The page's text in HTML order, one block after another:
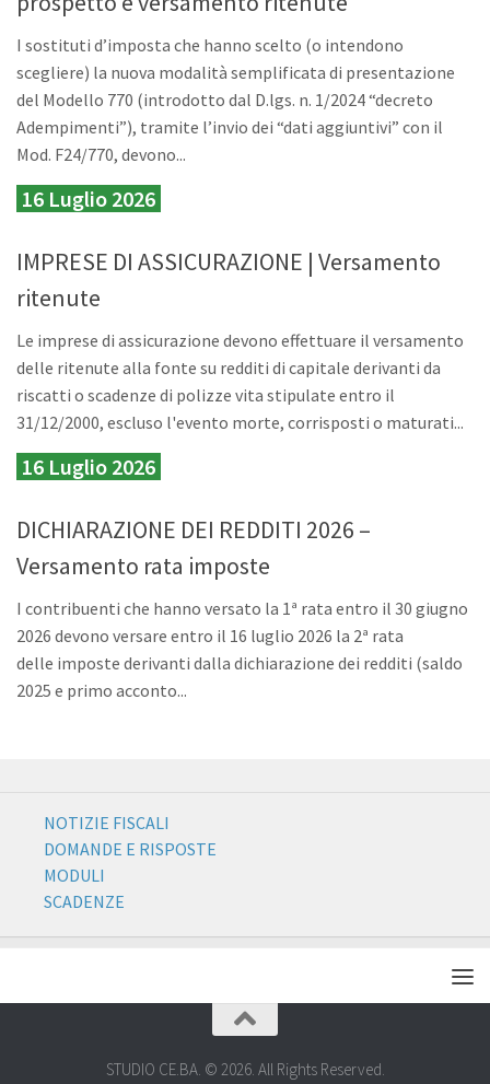
I sostituti d’imposta che hanno scelto (o intendono
scegliere) la nuova modalità semplificata di presentazione
del Modello 770 (introdotto dal D.lgs. n. 1/2024 “decreto
Adempimenti”), tramite l’invio dei “dati aggiuntivi” con il
Mod. F24/770, devono...
16 Luglio 2026
IMPRESE DI ASSICURAZIONE | Versamento
ritenute
Le imprese di assicurazione devono effettuare il versamento
delle ritenute alla fonte su redditi di capitale derivanti da
riscatti o scadenze di polizze vita stipulate entro il
31/12/2000, escluso l'evento morte, corrisposti o maturati...
16 Luglio 2026
DICHIARAZIONE DEI REDDITI 2026 –
Versamento rata imposte
I contribuenti che hanno versato la 1ª rata entro il 30 giugno
2026 devono versare entro il 16 luglio 2026 la 2ª rata
delle imposte derivanti dalla dichiarazione dei redditi (saldo
2025 e primo acconto...
NOTIZIE FISCALI
DOMANDE E RISPOSTE
MODULI
SCADENZE
STUDIO CE.BA. © 2026. All Rights Reserved.